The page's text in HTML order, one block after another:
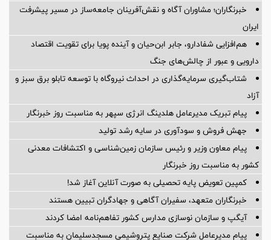
خبرنگاران؛ مشاوران آگاه و نقش‌آفرینان جامعه‌ساز در مسیر پیشرفت
ایران
هم‌افزایی شفادارو، جابر ابن‌حیان و آینده پویا برای تقویت اقتصاد
دارویی و عبور از چالش‌های جنگ
شتاب‌گیری سرمایه‌گذاری در احداث نیروگاه با توسعه تابلو برق سبز و
آزاد
پیام تبریک مدیرعامل هلدینگ انرژی سپهر به مناسبت روز خبرنگار
جهش فروش و سودآوری در سایه رشد تولید
پیام معاون وزیر و رئیس سازمان زمین‌شناسی و اکتشافات معدنی
کشور به مناسبت روز خبرنگار
کمپین تعویض پایه تحصیلی به صورت آنلاین آغاز شد!
خبرنگاران متعهد، سفیران آگاهی و جهادگران تبیین هستند
آیگپ و سازمان نوسازی مدارس کشور تفاهم‌نامه امضا کردند
پیام مدیرعامل شركت صنایع پتروشیمی مسجدسلیمان به مناسبت